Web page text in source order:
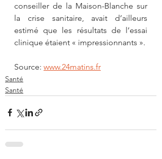
conseiller de la Maison-Blanche sur
la crise sanitaire, avait d’ailleurs
estimé que les résultats de l’essai
clinique étaient « impressionnants ».
Source: www.24matins.fr
Santé
Santé